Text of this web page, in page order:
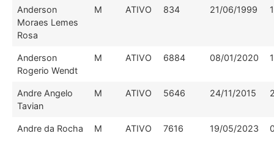
Anderson
Moraes Lemes
Rosa
M ATIVO 834 21/06/1999
Anderson
Rogerio Wendt
M ATIVO 6884 08/01/2020
Andre Angelo
Tavian
M ATIVO 5646 24/11/2015
Andre da Rocha M ATIVO 7616 19/05/2023